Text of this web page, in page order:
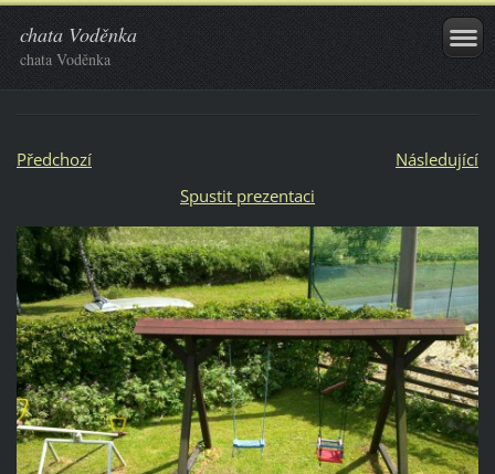
chata Voděnka
chata Voděnka
Předchozí
Následující
Spustit prezentaci